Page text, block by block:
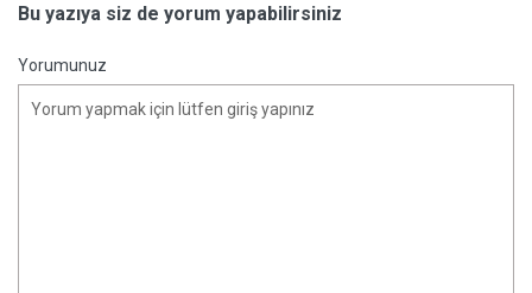
Bu yazıya siz de yorum yapabilirsiniz
Yorumunuz